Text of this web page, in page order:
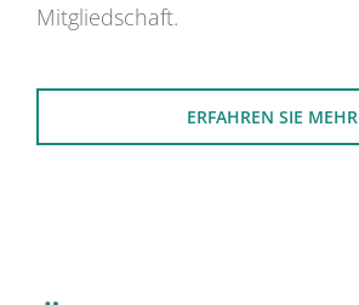
Mitgliedschaft.
ERFAHREN SIE MEHR